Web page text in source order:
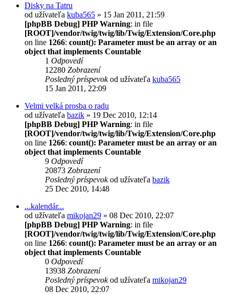
Disky na Tatru
od užívateľa kuba565 » 15 Jan 2011, 21:59
[phpBB Debug] PHP Warning: in file
[ROOT]/vendor/twig/twig/lib/Twig/Extension/Core.php
on line 1266: count(): Parameter must be an array or an
object that implements Countable
1 Odpovedí
12280 Zobrazení
Posledný príspevokod užívateľa kuba565
15 Jan 2011, 22:09
Velmi velká prosba o radu
od užívateľa bazik » 19 Dec 2010, 12:14
[phpBB Debug] PHP Warning: in file
[ROOT]/vendor/twig/twig/lib/Twig/Extension/Core.php
on line 1266: count(): Parameter must be an array or an
object that implements Countable
9 Odpovedí
20873 Zobrazení
Posledný príspevokod užívateľa bazik
25 Dec 2010, 14:48
...kalendár...
od užívateľa mikojan29 » 08 Dec 2010, 22:07
[phpBB Debug] PHP Warning: in file
[ROOT]/vendor/twig/twig/lib/Twig/Extension/Core.php
on line 1266: count(): Parameter must be an array or an
object that implements Countable
0 Odpovedí
13938 Zobrazení
Posledný príspevokod užívateľa mikojan29
08 Dec 2010, 22:07